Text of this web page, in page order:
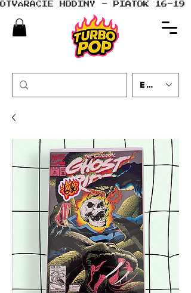
OTVÁRACIE HODINY - PIATOK 16-19
EUR (€)